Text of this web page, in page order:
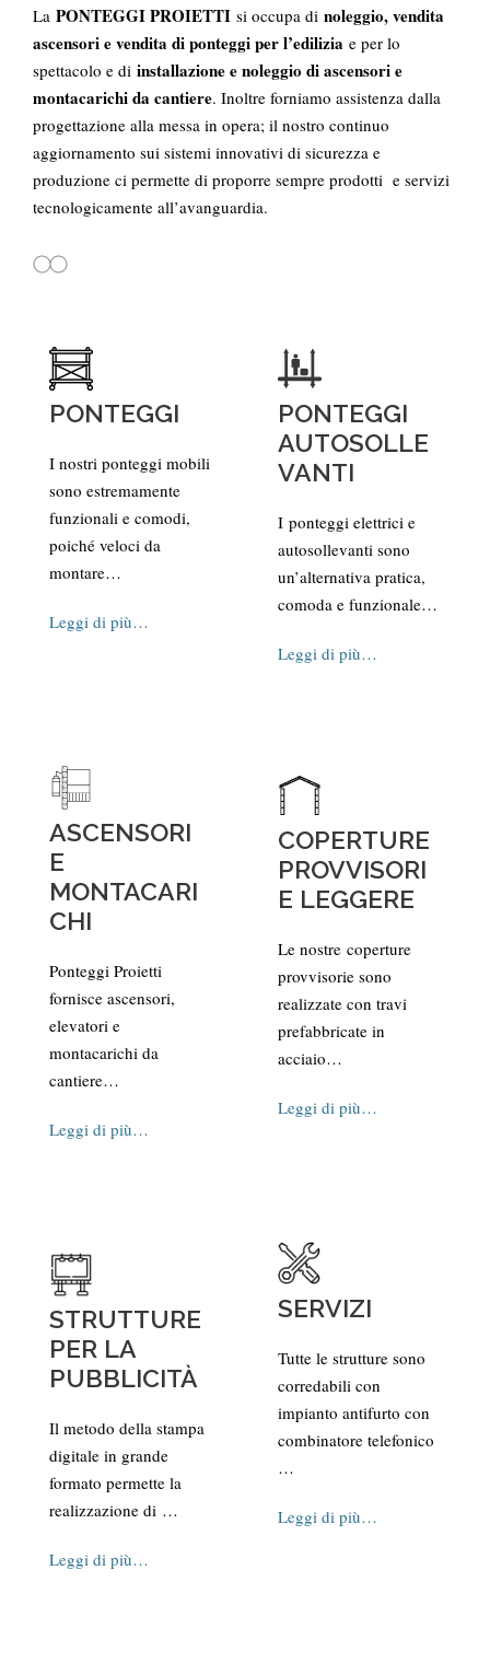
La PONTEGGI PROIETTI si occupa di noleggio, vendita
ascensori e vendita di ponteggi per l’edilizia e per lo
spettacolo e di installazione e noleggio di ascensori e
montacarichi da cantiere. Inoltre forniamo assistenza dalla
progettazione alla messa in opera; il nostro continuo
aggiornamento sui sistemi innovativi di sicurezza e
produzione ci permette di proporre sempre prodotti e servizi
tecnologicamente all’avanguardia.
PONTEGGI
I nostri ponteggi mobili
sono estremamente
funzionali e comodi,
poiché veloci da
montare…
Leggi di più…
PONTEGGI
AUTOSOLLE
VANTI
I ponteggi elettrici e
autosollevanti sono
un’alternativa pratica,
comoda e funzionale…
Leggi di più…
ASCENSORI
E
MONTACARI
CHI
Ponteggi Proietti
fornisce ascensori,
elevatori e
montacarichi da
cantiere…
Leggi di più…
COPERTURE
PROVVISORI
E LEGGERE
Le nostre coperture
provvisorie sono
realizzate con travi
prefabbricate in
acciaio…
Leggi di più…
STRUTTURE
PER LA
PUBBLICITÀ
Il metodo della stampa
digitale in grande
formato permette la
realizzazione di …
Leggi di più…
SERVIZI
Tutte le strutture sono
corredabili con
impianto antifurto con
combinatore telefonico
…
Leggi di più…